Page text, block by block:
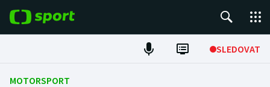
SLEDOVAT
Fotbal
MOTORSPORT